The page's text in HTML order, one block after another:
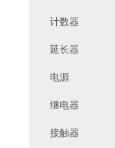
计数器
延长器
电源
继电器
接触器